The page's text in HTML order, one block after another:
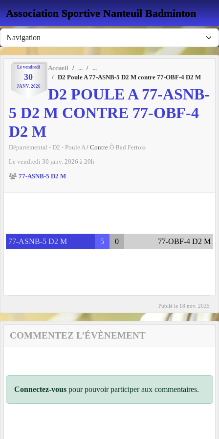
Association Sportive Nanteuil Badminton
Le vendredi
30
JANV. 2026
Accueil
D2 Poule A 77-ASNB-5 D2 M contre 77-OBF-4 D2 M
D2 POULE A 77-ASNB-
5 D2 M CONTRE 77-OBF-4
D2 M
Départemental - D2 - Poule A / Contre Ô Bad Fertois
Le vendredi 30 janv. 2026 à 20h
77-ASNB-5 D2 M
77-ASNB-5 D2 M 5 0 77-OBF-4 D2 M
Publié le 18 nov. 2025
COMMENTEZ L’ÉVÈNEMENT
Connectez-vous pour pouvoir participer aux commentaires.